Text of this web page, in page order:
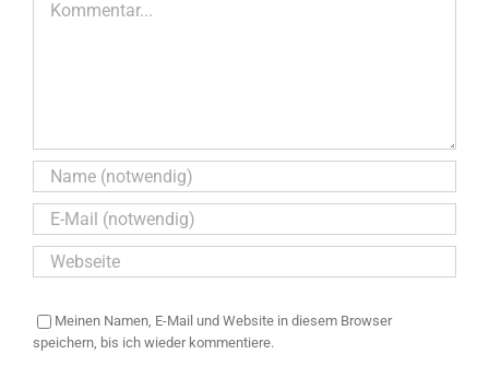
Meinen Namen, E-Mail und Website in diesem Browser
speichern, bis ich wieder kommentiere.